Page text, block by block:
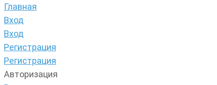
Главная
Вход
Вход
Регистрация
Регистрация
Авторизация